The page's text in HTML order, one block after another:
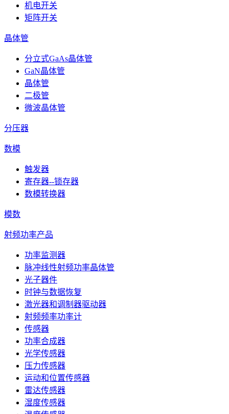
机电开关
矩阵开关
晶体管
分立式GaAs晶体管
GaN晶体管
晶体管
二极管
微波晶体管
分压器
数模
触发器
寄存器--锁存器
数模转换器
模数
射频功率产品
功率监测器
脉冲线性射频功率晶体管
光子器件
时钟与数据恢复
激光器和调制器驱动器
射频频率功率计
传感器
功率合成器
光学传感器
压力传感器
运动和位置传感器
雷达传感器
湿度传感器